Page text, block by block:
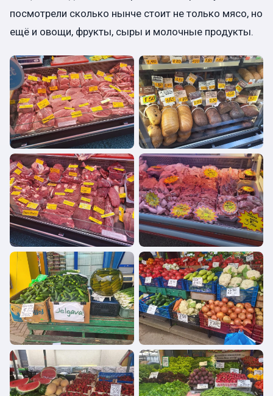
посмотрели сколько нынче стоит не только мясо, но
ещё и овощи, фрукты, сыры и молочные продукты.